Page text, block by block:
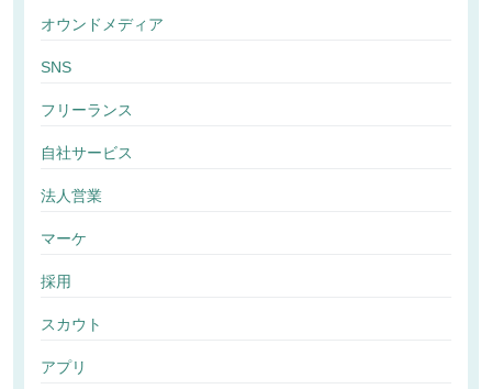
オウンドメディア
SNS
フリーランス
自社サービス
法人営業
マーケ
採用
スカウト
アプリ